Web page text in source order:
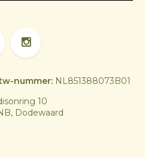
10
Dodewaard
nummer:NL851388073B01